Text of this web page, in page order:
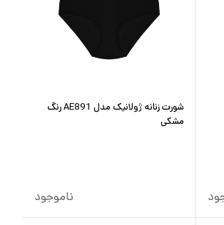
شورت زنانه ژولانیک مدل AE891 رنگ
مشکی
ناموجود